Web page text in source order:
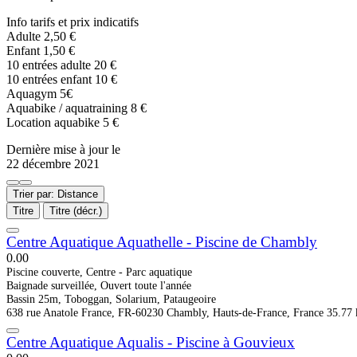
Info tarifs et prix indicatifs
Adulte 2,50 €
Enfant 1,50 €
10 entrées adulte 20 €
10 entrées enfant 10 €
Aquagym 5€
Aquabike / aquatraining 8 €
Location aquabike 5 €
Dernière mise à jour le
22 décembre 2021
Trier par: Distance
Titre
Titre (décr.)
Centre Aquatique Aquathelle - Piscine de Chambly
0.00
Piscine couverte, Centre - Parc aquatique
Baignade surveillée, Ouvert toute l'année
Bassin 25m, Toboggan, Solarium, Pataugeoire
638 rue Anatole France, FR-60230 Chambly, Hauts-de-France, France 35.77
Centre Aquatique Aqualis - Piscine à Gouvieux